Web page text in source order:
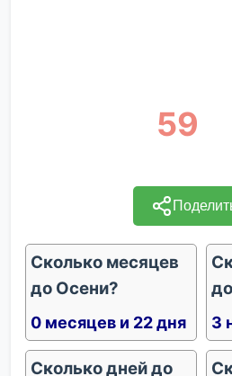
59
Сколько месяцев
до Осени?
0 месяцев и 22 дня 3
Сколько дней до